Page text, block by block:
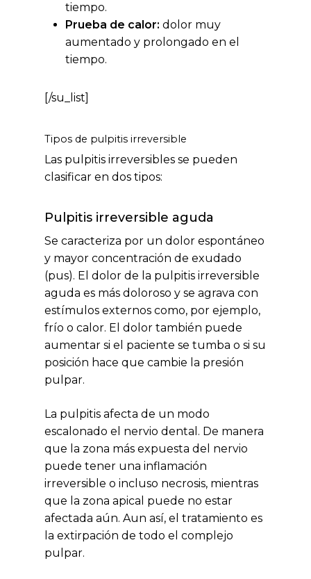
tiempo.
Prueba de calor: dolor muy
aumentado y prolongado en el
tiempo.
[/su_list]
Tipos de pulpitis irreversible
Las pulpitis irreversibles se pueden
clasificar en dos tipos:
Pulpitis irreversible aguda
Se caracteriza por un dolor espontáneo
y mayor concentración de exudado
(pus). El dolor de la pulpitis irreversible
aguda es más doloroso y se agrava con
estímulos externos como, por ejemplo,
frío o calor. El dolor también puede
aumentar si el paciente se tumba o si su
posición hace que cambie la presión
pulpar.
La pulpitis afecta de un modo
escalonado el nervio dental. De manera
que la zona más expuesta del nervio
puede tener una inflamación
irreversible o incluso necrosis, mientras
que la zona apical puede no estar
afectada aún. Aun así, el tratamiento es
la extirpación de todo el complejo
pulpar.